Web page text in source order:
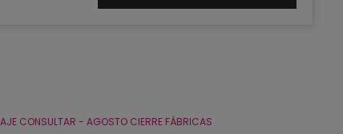
CONSULTAR - AGOSTO CIERRE FÁBRICAS